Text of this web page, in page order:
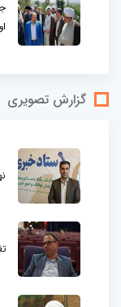
گزارش تصویری